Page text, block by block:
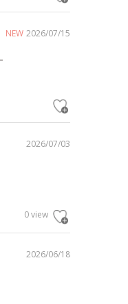
NEW 2026/07/15
2026/07/03
0 view
2026/06/18